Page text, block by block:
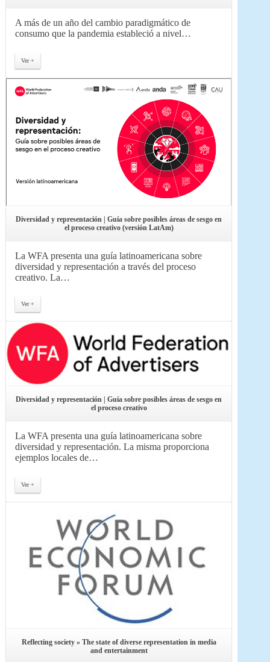
A más de un año del cambio paradigmático de
consumo que la pandemia estableció a nivel…
Ver +
Diversidad y representación | Guía sobre posibles áreas de sesgo en
el proceso creativo (versión LatAm)
La WFA presenta una guía latinoamericana sobre
diversidad y representación a través del proceso
creativo. La…
Ver +
Diversidad y representación | Guía sobre posibles áreas de sesgo en
el proceso creativo
La WFA presenta una guía latinoamericana sobre
diversidad y representación. La misma proporciona
ejemplos locales de…
Ver +
Reflecting society » The state of diverse representation in media
and entertainment